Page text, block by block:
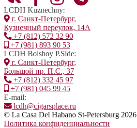
LCDH Kuznechny:
г. Санкт-Петербург,
Кузнечный переулок, 14А
+7 (812) 572 32 90
+7 (981) 893 90 53
LCDH Bolshoy P.Side:
г. Санкт-Петербург,
Большой пр. П.С., 37
+7 (812) 332 45 97
+7 (981) 045 99 45
E-mail:
lcdh@cigarsplace.ru
© La Casa Del Habano St-Petersburg 2026
Политика конфиденциальности